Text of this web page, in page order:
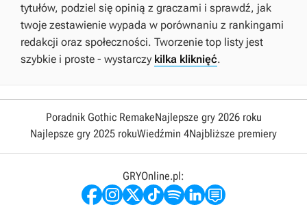
tytułów, podziel się opinią z graczami i sprawdź, jak
twoje zestawienie wypada w porównaniu z rankingami
redakcji oraz społeczności. Tworzenie top listy jest
szybkie i proste - wystarczy kilka kliknięć.
Poradnik Gothic RemakeNajlepsze gry 2026 roku
Najlepsze gry 2025 rokuWiedźmin 4Najbliższe premiery
GRYOnline.pl: